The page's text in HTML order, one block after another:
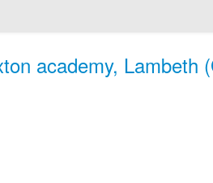
academy, Lambeth